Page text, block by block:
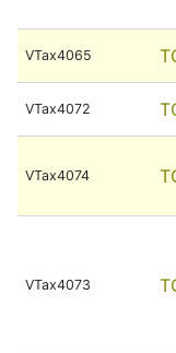
VTax4065
VTax4072
VTax4074
VTax4073